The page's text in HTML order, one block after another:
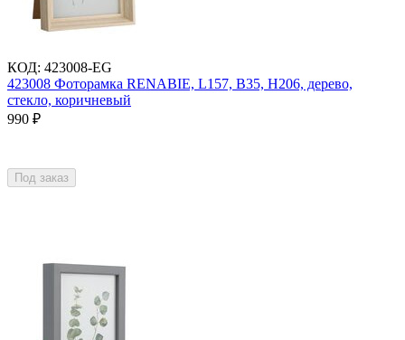
КОД: 423008-EG
423008 Фоторамка RENABIE, L157, B35, H206, дерево,
стекло, коричневый
990 ₽
Под заказ